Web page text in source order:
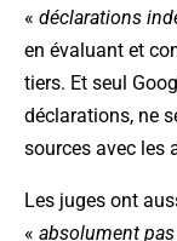
« déclarations
en évaluant et
tiers. Et seul
déclarations, ne
sources avec les
Les juges ont
« absolument